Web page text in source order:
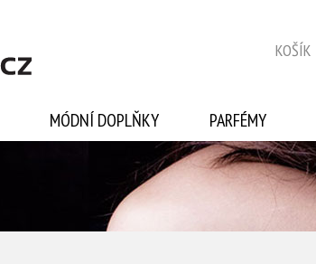
KOŠÍK
MÓDNÍ DOPLŇKY PARFÉMY